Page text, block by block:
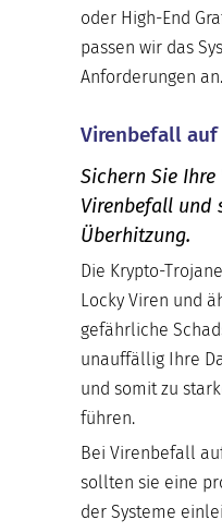
oder High-End
passen wir das
Anforderungen an.
Virenbefall
Sichern Sie
Virenbefall und
Überhitzung.
Die Krypto-
Locky Viren und
gefährliche
unauffällig Ihre
und somit zu
führen.
Bei Virenbefall
sollten sie eine
der Systeme